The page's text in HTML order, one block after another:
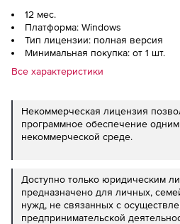
12 мес.
Платформа: Windows
Тип лицензии: полная версия
Минимальная покупка: от 1 шт.
Все характеристики
Некоммерческая лицензия
программное обеспечение
некоммерческой среде.
Доступно только юридическим
предназначено для личных,
нужд, не связанных с
предпринимательской